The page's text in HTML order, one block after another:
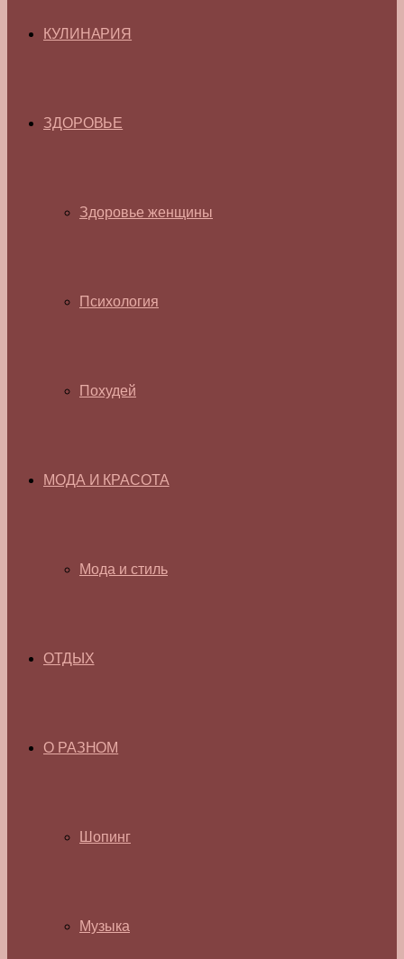
КУЛИНАРИЯ
ЗДОРОВЬЕ
Здоровье женщины
Психология
Похудей
МОДА И КРАСОТА
Мода и стиль
ОТДЫХ
О РАЗНОМ
Шопинг
Музыка